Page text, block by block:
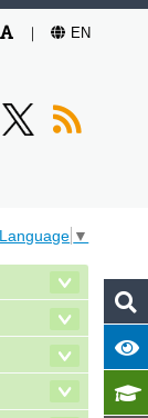
EN
▼